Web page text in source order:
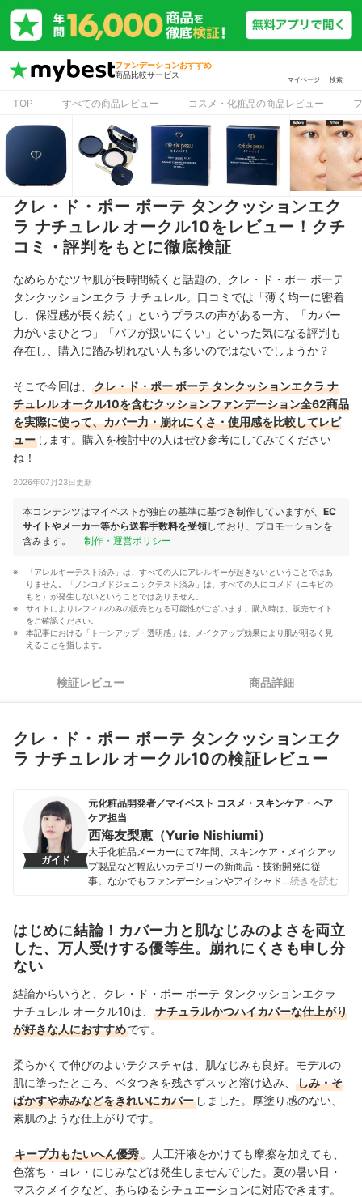
ファンデーションおすすめ
商品比較サービス
マイページ 検索
TOP すべての商品レビュー コスメ・化粧品の商品レビュー
クレ・ド・ポー ボーテ タンクッションエク
ラ ナチュレル オークル10をレビュー！クチ
コミ・評判をもとに徹底検証
なめらかなツヤ肌が長時間続くと話題の、クレ・ド・ポー ボーテ
タンクッションエクラ ナチュレル。口コミでは「薄く均一に密着
し、保湿感が長く続く」というプラスの声がある一方、「カバー
力がいまひとつ」「パフが扱いにくい」といった気になる評判も
存在し、購入に踏み切れない人も多いのではないでしょうか？
そこで今回は、
クレ・ド・ポー ボーテ タンクッションエクラ ナ
チュレル オークル10を含むクッションファンデーション全62商品
を実際に使って、カバー力・崩れにくさ・使用感を比較してレビ
ュー します。購入を検討中の人はぜひ参考にしてみてください
ね！
2026年07月23日更新
本コンテンツはマイベストが独自の基準に基づき制作していますが、 EC
サイトやメーカー等から送客手数料を受領しており、プロモーションを
含みます。
制作・運営ポリシー
「アレルギーテスト済み」は、すべての人にアレルギーが起きないということではあ
りません。「ノンコメドジェニックテスト済み」は、すべての人にコメド（ニキビの
もと）が発生しないということではありません。
サイトによりレフィルのみの販売となる可能性がございます。購入時は、販売サイト
をご確認ください。
本記事における「トーンアップ・透明感」は、メイクアップ効果により肌が明るく見
えることを指します。
検証レビュー 商品詳細
クレ・ド・ポー ボーテ タンクッションエク
ラ ナチュレル オークル10の検証レビュー
ガイド
元化粧品開発者／マイベスト コスメ・スキンケア・ヘア
ケア担当
西海友梨恵（Yurie Nishiumi）
大手化粧品メーカーにて7年間、スキンケア・メイクアッ
プ製品など幅広いカテゴリーの新商品・技術開発に従
事。なかでもファンデーションやアイシャドウ、口紅な
1500点以上のコスメを比較検証。開発現場で培った知識
をもとに、成分や処方の背景をふまえながら、専門的な
内容もユーザーにわかりやすく伝えることを大切にしな
…続きを読む
はじめに結論！カバー力と肌なじみのよさを両立
した、万人受けする優等生。崩れにくさも申し分
ない
結論からいうと、クレ・ド・ポー ボーテ タンクッションエクラ
ナチュレル オークル10は、
ナチュラルかつハイカバーな仕上がり
が好きな人におすすめです。
柔らかくて伸びのよいテクスチャは、肌なじみも良好。モデルの
肌に塗ったところ、ベタつきを残さずスッと溶け込み、
しみ・そ
ばかすや赤みなどをきれいにカバー しました。厚塗り感のない、
素肌のような仕上がりです。
キープ力もたいへん優秀 。人工汗液をかけても摩擦を加えても、
色落ち・ヨレ・にじみなどは発生しませんでした。夏の暑い日・
マスクメイクなど、あらゆるシチュエーションに対応できます。